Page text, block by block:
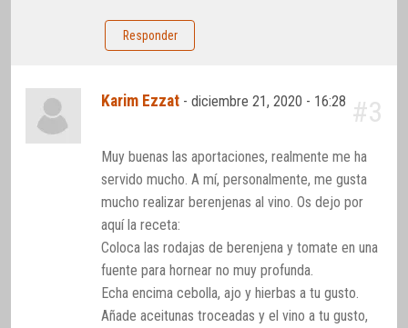
Responder
Karim Ezzat -diciembre 21, 2020 - 16:28 #3
Muy buenas las aportaciones, realmente me ha
servido mucho. A mí, personalmente, me gusta
mucho realizar berenjenas al vino. Os dejo por
aquí la receta:
Coloca las rodajas de berenjena y tomate en una
fuente para hornear no muy profunda.
Echa encima cebolla, ajo y hierbas a tu gusto.
Añade aceitunas troceadas y el vino a tu gusto,